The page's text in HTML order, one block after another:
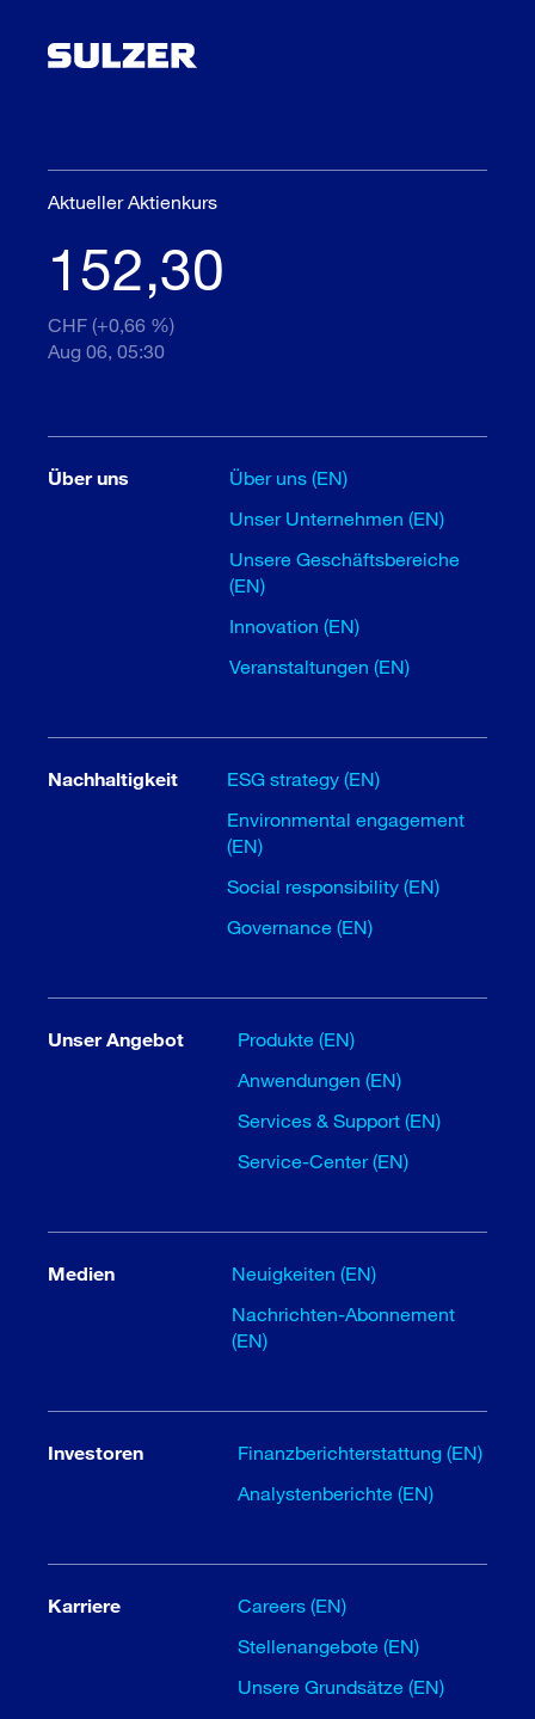
Aktueller Aktienkurs
152,30
CHF (+0,66 %)
Aug 06, 05:30
Über uns
Über uns (EN)
Unser Unternehmen (EN)
Unsere Geschäftsbereiche
(EN)
Innovation (EN)
Veranstaltungen (EN)
Nachhaltigkeit
ESG strategy (EN)
Environmental engagement
(EN)
Social responsibility (EN)
Governance (EN)
Unser Angebot
Produkte (EN)
Anwendungen (EN)
Services & Support (EN)
Service-Center (EN)
Medien
Neuigkeiten (EN)
Nachrichten-Abonnement
(EN)
Investoren
Finanzberichterstattung (EN)
Analystenberichte (EN)
Karriere
Careers (EN)
Stellenangebote (EN)
Unsere Grundsätze (EN)